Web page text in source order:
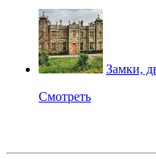
Замки,
Смотреть